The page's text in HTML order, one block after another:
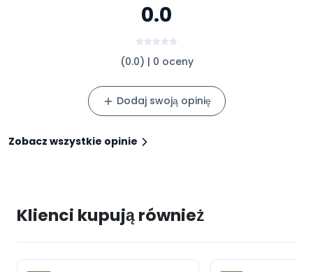
0.0
(0.0) | 0 oceny
Dodaj swoją opinię
Zobacz wszystkie opinie
Klienci kupują również